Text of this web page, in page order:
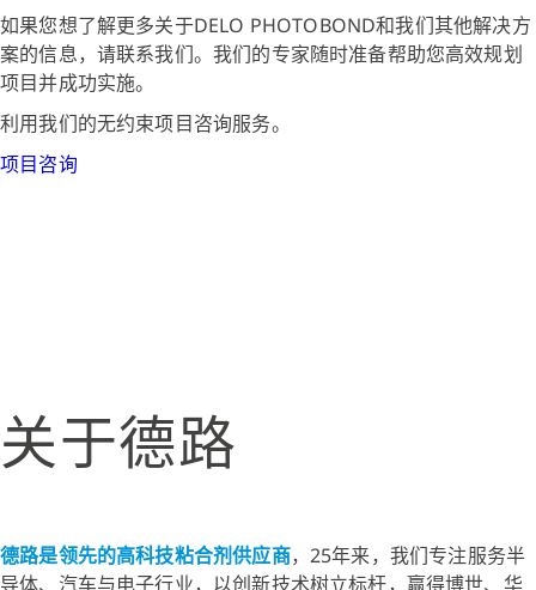
如果您想了解更多关于DELO PHOTOBOND和我们其他解决方
案的信息，请联系我们。我们的专家随时准备帮助您高效规划
项目并成功实施。
利用我们的无约束项目咨询服务。
项目咨询
关于德路
德路是领先的高科技粘合剂供应商，25年来，我们专注服务半
导体、汽车与电子行业，以创新技术树立标杆，赢得博世、华